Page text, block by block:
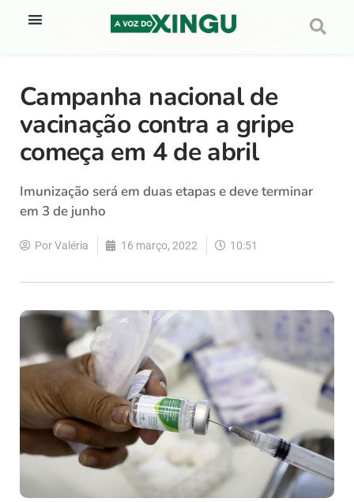
Campanha nacional de
vacinação contra a gripe
começa em 4 de abril
Imunização será em duas etapas e deve terminar
em 3 de junho
PorValéria 16 março, 2022 10:51